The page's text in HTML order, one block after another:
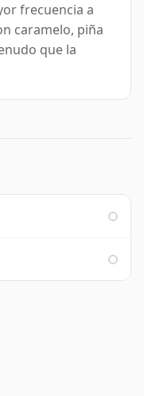
frecuencia a
caramelo, piña
que la